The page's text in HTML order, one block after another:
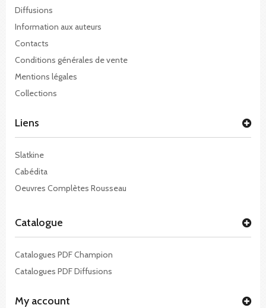
Diffusions
Information aux auteurs
Contacts
Conditions générales de vente
Mentions légales
Collections
Liens
Slatkine
Cabédita
Oeuvres Complètes Rousseau
Catalogue
Catalogues PDF Champion
Catalogues PDF Diffusions
My account